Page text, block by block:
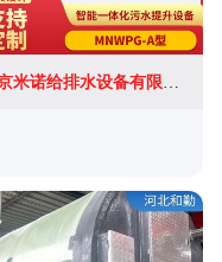
南京米诺给排水设备有限公司